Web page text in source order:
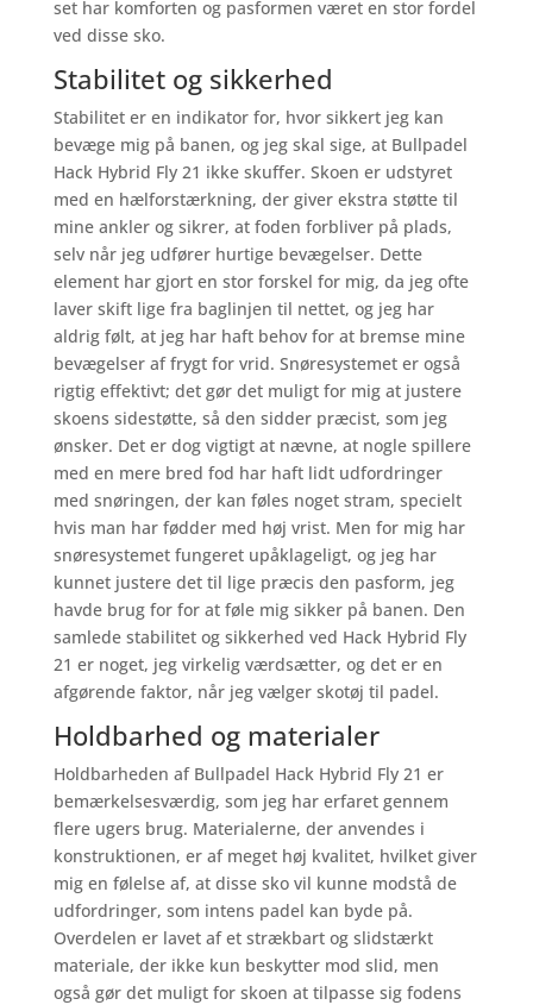
set har komforten og pasformen været en stor fordel
ved disse sko.
Stabilitet og sikkerhed
Stabilitet er en indikator for, hvor sikkert jeg kan
bevæge mig på banen, og jeg skal sige, at Bullpadel
Hack Hybrid Fly 21 ikke skuffer. Skoen er udstyret
med en hælforstærkning, der giver ekstra støtte til
mine ankler og sikrer, at foden forbliver på plads,
selv når jeg udfører hurtige bevægelser. Dette
element har gjort en stor forskel for mig, da jeg ofte
laver skift lige fra baglinjen til nettet, og jeg har
aldrig følt, at jeg har haft behov for at bremse mine
bevægelser af frygt for vrid. Snøresystemet er også
rigtig effektivt; det gør det muligt for mig at justere
skoens sidestøtte, så den sidder præcist, som jeg
ønsker. Det er dog vigtigt at nævne, at nogle spillere
med en mere bred fod har haft lidt udfordringer
med snøringen, der kan føles noget stram, specielt
hvis man har fødder med høj vrist. Men for mig har
snøresystemet fungeret upåklageligt, og jeg har
kunnet justere det til lige præcis den pasform, jeg
havde brug for for at føle mig sikker på banen. Den
samlede stabilitet og sikkerhed ved Hack Hybrid Fly
21 er noget, jeg virkelig værdsætter, og det er en
afgørende faktor, når jeg vælger skotøj til padel.
Holdbarhed og materialer
Holdbarheden af Bullpadel Hack Hybrid Fly 21 er
bemærkelsesværdig, som jeg har erfaret gennem
flere ugers brug. Materialerne, der anvendes i
konstruktionen, er af meget høj kvalitet, hvilket giver
mig en følelse af, at disse sko vil kunne modstå de
udfordringer, som intens padel kan byde på.
Overdelen er lavet af et strækbart og slidstærkt
materiale, der ikke kun beskytter mod slid, men
også gør det muligt for skoen at tilpasse sig fodens